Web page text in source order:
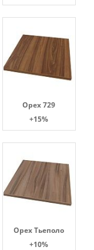
Орех 729
+15%
Орех Тьеполо
+10%